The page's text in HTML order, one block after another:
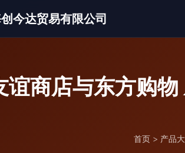
今达贸易有限公司
谊商店与东方购
首页 > 产品